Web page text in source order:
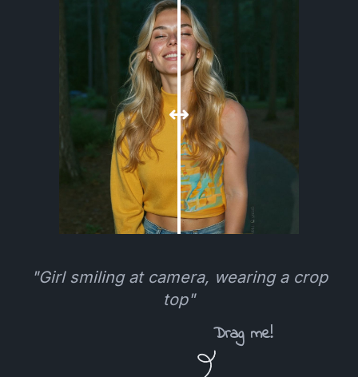
"Girl smiling at camera, wearing a crop
top"
Drag me!